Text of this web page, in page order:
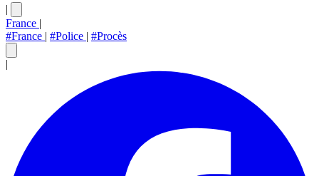
|
France |
#France | #Police | #Procès
|